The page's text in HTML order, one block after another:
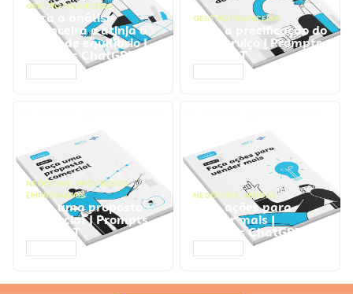
GESTÃO FINANCEIRA
Faça a análise
financeira e atinja o
ponto de equilíbrio |
Prompts ChatGPT
GESTÃO FINANCEIRA
Faça a precificação do
seu serviço | Prompts
ChatGPT
NEGÓCIOS, PROCESSOS
EMPRESARIAIS
Faça uma proposta
comercial | Prompts
ChatGPT
NEGÓCIOS, VENDAS
Faça ações para
vender mais |
Prompts ChatGPT